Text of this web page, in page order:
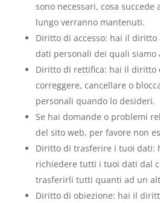
sono necessari, cosa succede
lungo verranno mantenuti.
Diritto di accesso: hai il diritto
dati personali dei quali siamo
Diritto di rettifica: hai il diritto
correggere, cancellare o
personali quando lo desideri.
Se hai domande o problemi
del sito web, per favore non
Diritto di trasferire i tuoi dati:
richiedere tutti i tuoi dati dal
trasferirli tutti quanti ad un
Diritto di obiezione: hai il